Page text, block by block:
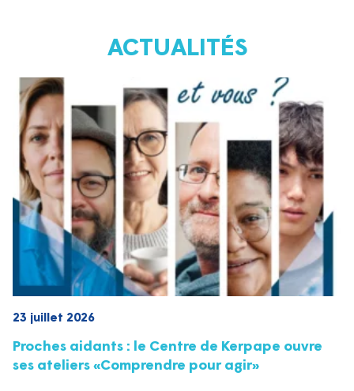
ACTUALITÉS
23 juillet 2026
Proches aidants : le Centre de Kerpape ouvre
ses ateliers «Comprendre pour agir»